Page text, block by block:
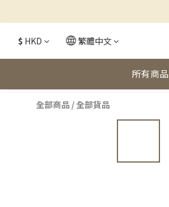
$ HKD 繁體中文
所有商品
全部商品 /全部貨品